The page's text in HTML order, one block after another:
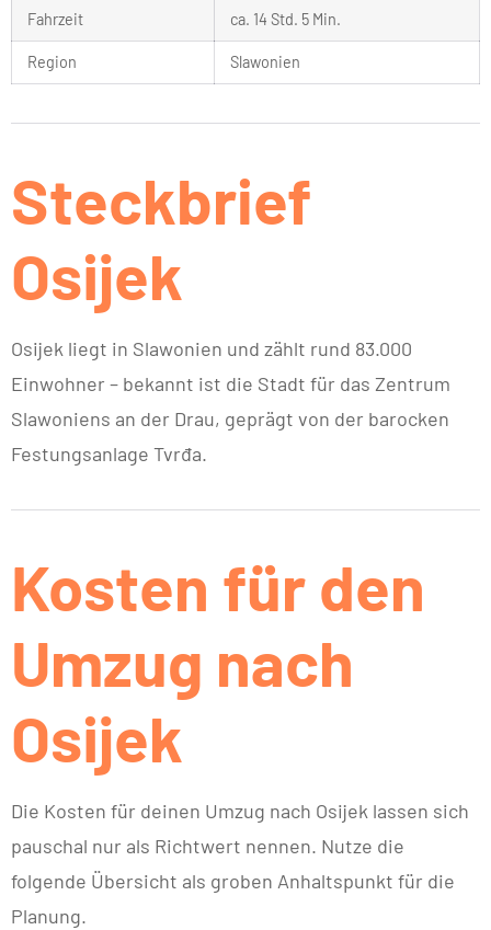
Fahrzeit ca. 14 Std. 5 Min.
Region Slawonien
Steckbrief
Osijek
Osijek liegt in Slawonien und zählt rund 83.000
Einwohner – bekannt ist die Stadt für das Zentrum
Slawoniens an der Drau, geprägt von der barocken
Festungsanlage Tvrđa.
Kosten für den
Umzug nach
Osijek
Die Kosten für deinen Umzug nach Osijek lassen sich
pauschal nur als Richtwert nennen. Nutze die
folgende Übersicht als groben Anhaltspunkt für die
Planung.